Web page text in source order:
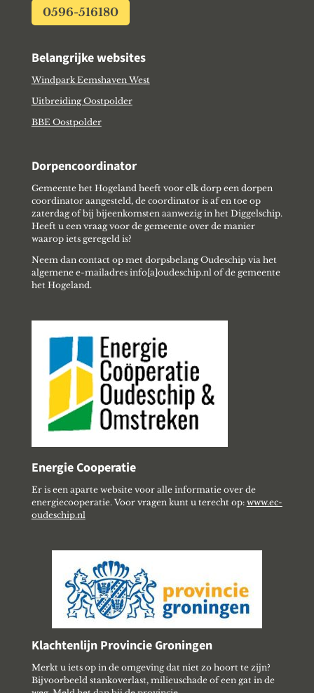
0596-516180
Belangrijke websites
Windpark Eemshaven West
Uitbreiding Oostpolder
BBE Oostpolder
Dorpencoordinator
Gemeente het Hogeland heeft voor elk dorp een dorpen
coordinator aangesteld, de coordinator is af en toe op
zaterdag of bij bijeenkomsten aanwezig in het Diggelschip.
Heeft u een vraag voor de gemeente over de manier
waarop iets geregeld is?
Neem dan contact op met dorpsbelang Oudeschip via het
algemene e-mailadres info[a]oudeschip.nl of de gemeente
het Hogeland.
Energie Cooperatie
Er is een aparte website voor alle informatie over de
energiecooperatie. Voor vragen kunt u terecht op: www.ec-
oudeschip.nl
Klachtenlijn Provincie Groningen
Merkt u iets op in de omgeving dat niet zo hoort te zijn?
Bijvoorbeeld stankoverlast, milieuschade of een gat in de